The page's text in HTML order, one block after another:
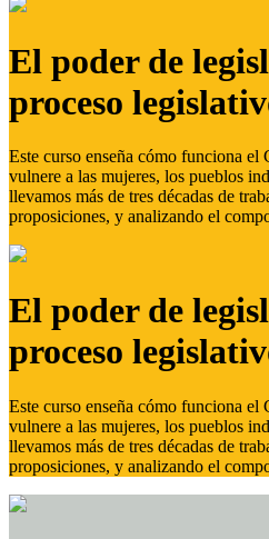
El poder de
proceso
Este curso enseña cómo funciona el
vulnere a las mujeres, los pueblos
llevamos más de tres décadas de
proposiciones, y analizando el
El poder de
proceso
Este curso enseña cómo funciona el
vulnere a las mujeres, los pueblos
llevamos más de tres décadas de
proposiciones, y analizando el